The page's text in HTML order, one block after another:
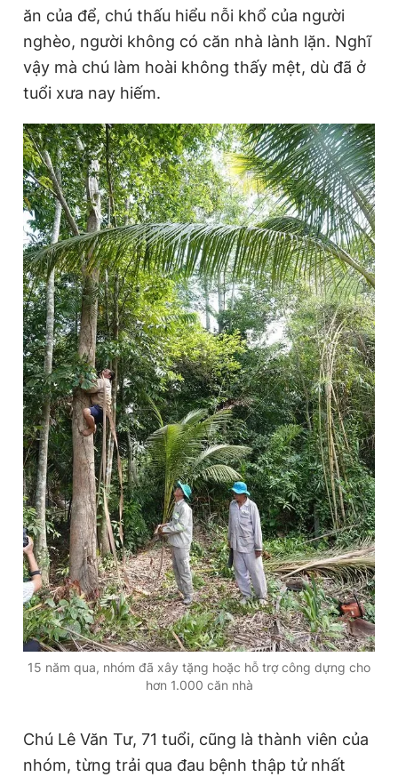
ăn của để, chú thấu hiểu nỗi khổ của người
nghèo, người không có căn nhà lành lặn. Nghĩ
vậy mà chú làm hoài không thấy mệt, dù đã ở
tuổi xưa nay hiếm.
15 năm qua, nhóm đã xây tặng hoặc hỗ trợ công dựng cho
hơn 1.000 căn nhà
Chú Lê Văn Tư, 71 tuổi, cũng là thành viên của
nhóm, từng trải qua đau bệnh thập tử nhất